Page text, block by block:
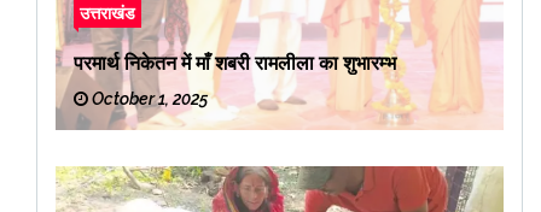
उत्तराखंड
परमार्थ निकेतन में माँ शबरी रामलीला का शुभारम्भ
October 1, 2025